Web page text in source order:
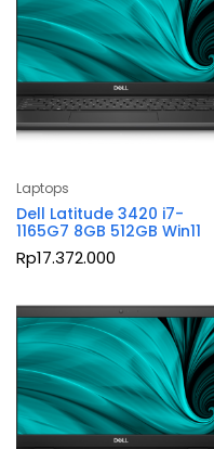
Laptops
Dell Latitude 3420 i7-
1165G7 8GB 512GB Win11
Rp17.372.000